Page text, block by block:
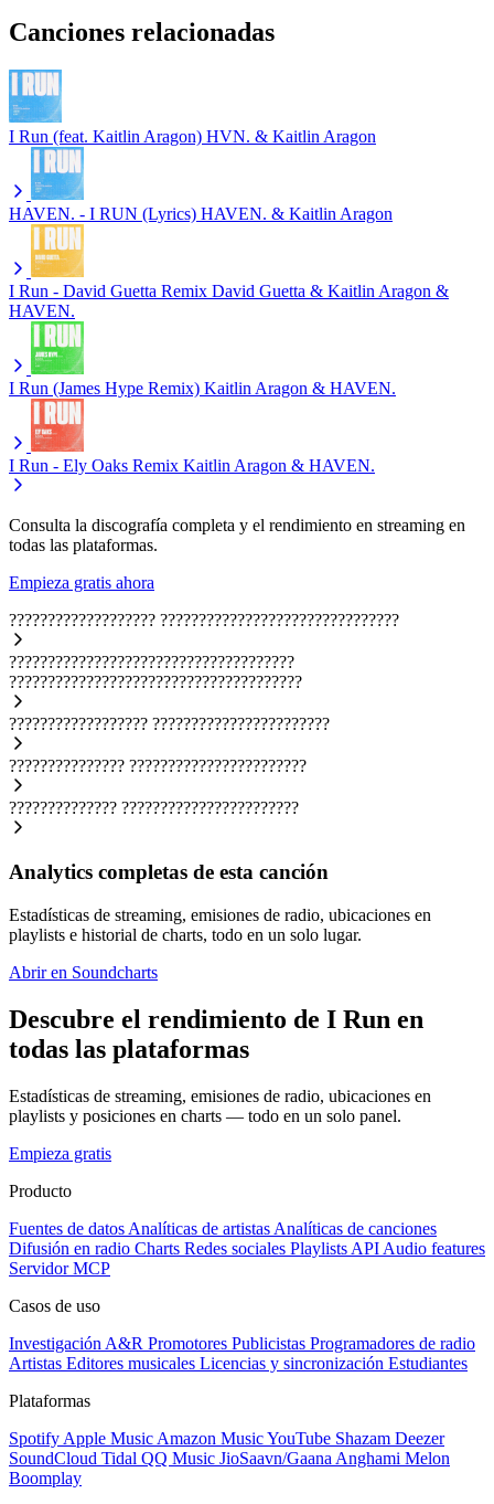
Canciones relacionadas
I Run (feat. Kaitlin Aragon) HVN. & Kaitlin Aragon
HAVEN. - I RUN (Lyrics) HAVEN. & Kaitlin Aragon
I Run - David Guetta Remix David Guetta & Kaitlin Aragon &
HAVEN.
I Run (James Hype Remix) Kaitlin Aragon & HAVEN.
I Run - Ely Oaks Remix Kaitlin Aragon & HAVEN.
Consulta la discografía completa y el rendimiento en streaming en
todas las plataformas.
Empieza gratis ahora
??????????????????? ???????????????????????????????
?????????????????????????????????????
??????????????????????????????????????
?????????????????? ???????????????????????
??????????????? ???????????????????????
?????????????? ???????????????????????
Analytics completas de esta canción
Estadísticas de streaming, emisiones de radio, ubicaciones en
playlists e historial de charts, todo en un solo lugar.
Abrir en Soundcharts
Descubre el rendimiento de I Run en
todas las plataformas
Estadísticas de streaming, emisiones de radio, ubicaciones en
playlists y posiciones en charts — todo en un solo panel.
Empieza gratis
Producto
Fuentes de datos Analíticas de artistas Analíticas de canciones
Difusión en radio Charts Redes sociales Playlists API Audio features
Servidor MCP
Casos de uso
Investigación A&R Promotores Publicistas Programadores de radio
Artistas Editores musicales Licencias y sincronización Estudiantes
Plataformas
Spotify Apple Music Amazon MusicYouTube Shazam Deezer
SoundCloud Tidal QQ Music JioSaavn/Gaana Anghami Melon
Boomplay